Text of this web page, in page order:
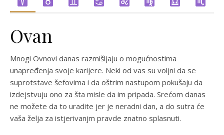
Ovan
Mnogi Ovnovi danas razmišljaju o mogućnostima
unapređenja svoje karijere. Neki od vas su voljni da se
suprotstave šefovima i da oštrim nastupom pokušaju da
izdejstvuju ono za šta misle da im pripada. Srećom danas
ne možete da to uradite jer je neradni dan, a do sutra će
vaša želja za istjerivanjm pravde znatno splasnuti.